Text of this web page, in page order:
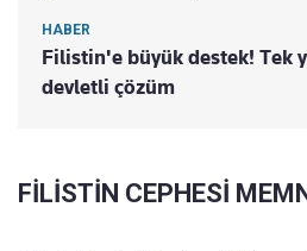
HABER
Filistin'e büyük destek! Tek
devletli çözüm
FİLİSTİN CEPHESİ